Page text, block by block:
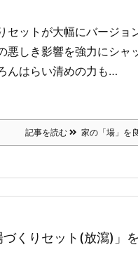
セットが大幅にバージョ
悪しき影響を強力にシャ
んはらい清めの力も…
記事を読む 家の「場」を
づくりセット(放瀉)」